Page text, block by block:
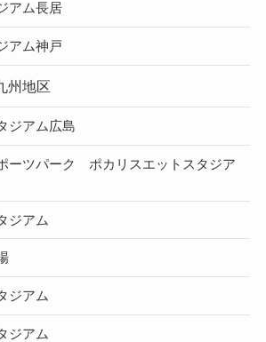
アム長居
アム神戸
州地区
ジアム広島
ーツパーク ポカリスエットスタジア
ジアム
ジアム
ジアム